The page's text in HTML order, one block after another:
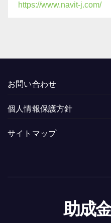
https://www.navit-j.com/
お問い合わせ
個人情報保護方針
サイトマップ
助成